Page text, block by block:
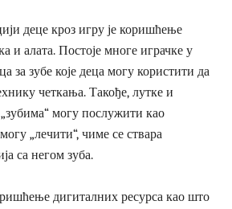
деце кроз игру је коришћење
и алата. Постоје многе играчке у
за зубе које деца могу користити да
четкања. Такође, лутке и
могу послужити као
„лечити“, чиме се ствара
са негом зуба.
дигиталних ресурса као што